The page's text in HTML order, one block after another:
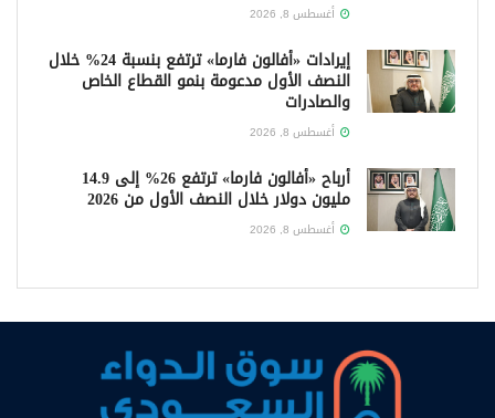
أغسطس 8, 2026
إيرادات «أفالون فارما» ترتفع بنسبة 24% خلال
النصف الأول مدعومة بنمو القطاع الخاص
والصادرات
أغسطس 8, 2026
أرباح «أفالون فارما» ترتفع 26% إلى 14.9
مليون دولار خلال النصف الأول من 2026
أغسطس 8, 2026